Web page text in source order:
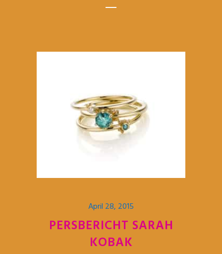
April 28, 2015
PERSBERICHT SARAH
KOBAK